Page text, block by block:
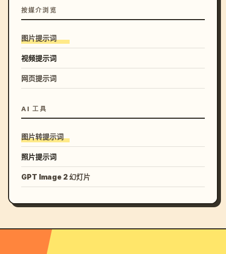
按媒介浏览
图片提示词
视频提示词
网页提示词
AI 工具
图片转提示词
照片提示词
GPT Image 2 幻灯片